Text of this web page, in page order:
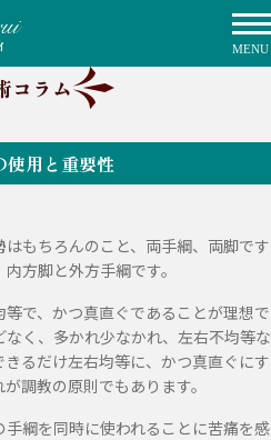
コラム
用と重要性
もちろんのこと、両手綱、両脚です
方脚と外方手綱です。
で、かつ真直ぐであることが理想で
く、多かれ少なかれ、左右不均等な
るだけ左右均等に、かつ真直ぐにす
調教の原則でもあります。
綱を同時に使われることに苦痛を感